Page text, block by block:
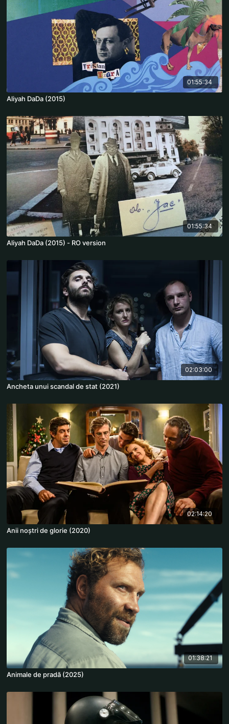
01:55:34
Aliyah DaDa (2015)
01:55:34
Aliyah DaDa (2015) - RO version
02:03:00
Ancheta unui scandal de stat (2021)
02:14:20
Anii noștri de glorie (2020)
01:38:21
Animale de pradă (2025)